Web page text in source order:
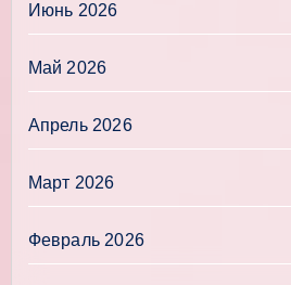
Июнь 2026
Май 2026
Апрель 2026
Март 2026
Февраль 2026